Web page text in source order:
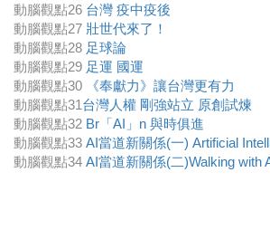
動腦觀點26 台灣 疫中疫後
動腦觀點27 壯世代來了！
動腦觀點28 足球論
動腦觀點29 足運 國運
動腦觀點30
《奉獻力》讓台灣更有力
動腦觀點31台灣人權 剛強站立 原創試煉
動腦觀點32 Br「AI」n 與時俱進
動腦觀點33 AI當道新關係(一) Artificial
動腦觀點34 AI當道新關係(二)Walking with